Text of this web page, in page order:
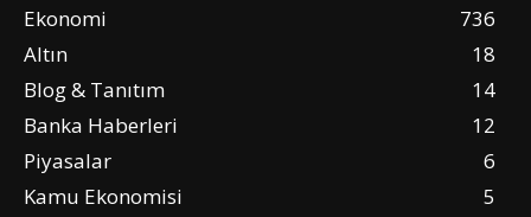
Ekonomi
736
Altın
18
Blog & Tanıtım
14
Banka Haberleri
12
Piyasalar
6
Kamu Ekonomisi
5